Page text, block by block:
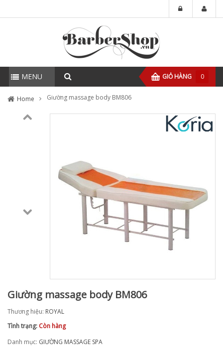
MENU GIỎ HÀNG 0
Home Giường massage body BM806
Giường massage body BM806
Thương hiệu: ROYAL
Tình trạng: Còn hàng
Danh mục: GIƯỜNG MASSAGE SPA